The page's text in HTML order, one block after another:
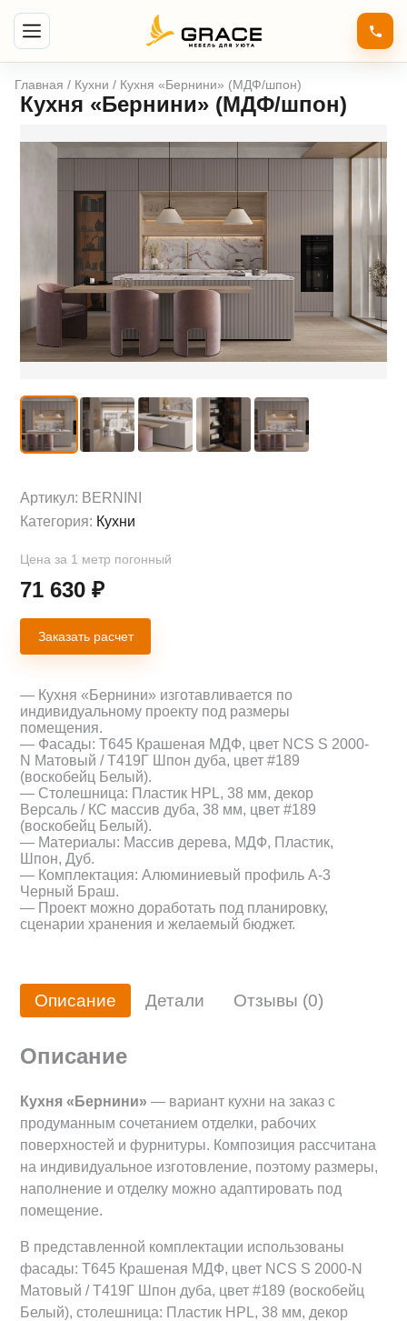
Главная / Кухни / Кухня «Бернини» (МДФ/шпон)
Кухня «Бернини» (МДФ/шпон)
Артикул: BERNINI
Категория: Кухни
Цена за 1 метр погонный
71 630₽
Заказать расчет
— Кухня «Бернини» изготавливается по
индивидуальному проекту под размеры
помещения.
— Фасады: Т645 Крашеная МДФ, цвет NCS S 2000-
N Матовый / Т419Г Шпон дуба, цвет #189
(воскобейц Белый).
— Столешница: Пластик HPL, 38 мм, декор
Версаль / КС массив дуба, 38 мм, цвет #189
(воскобейц Белый).
— Материалы: Массив дерева, МДФ, Пластик,
Шпон, Дуб.
— Комплектация: Алюминиевый профиль А-3
Черный Браш.
— Проект можно доработать под планировку,
сценарии хранения и желаемый бюджет.
Описание Детали Отзывы (0)
Описание
Кухня «Бернини»— вариант кухни на заказ с
продуманным сочетанием отделки, рабочих
поверхностей и фурнитуры. Композиция рассчитана
на индивидуальное изготовление, поэтому размеры,
наполнение и отделку можно адаптировать под
помещение.
В представленной комплектации использованы
фасады: Т645 Крашеная МДФ, цвет NCS S 2000-N
Матовый / Т419Г Шпон дуба, цвет #189 (воскобейц
Белый), столешница: Пластик HPL, 38 мм, декор